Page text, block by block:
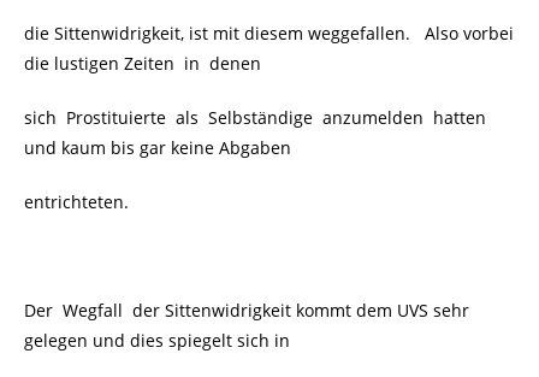
die Sittenwidrigkeit, ist mit diesem weggefallen. Also vorbei
die lustigen Zeiten in denen
sich Prostituierte als Selbständige anzumelden hatten
und kaum bis gar keine Abgaben
entrichteten.
Der Wegfall der Sittenwidrigkeit kommt dem UVS sehr
gelegen und dies spiegelt sich in